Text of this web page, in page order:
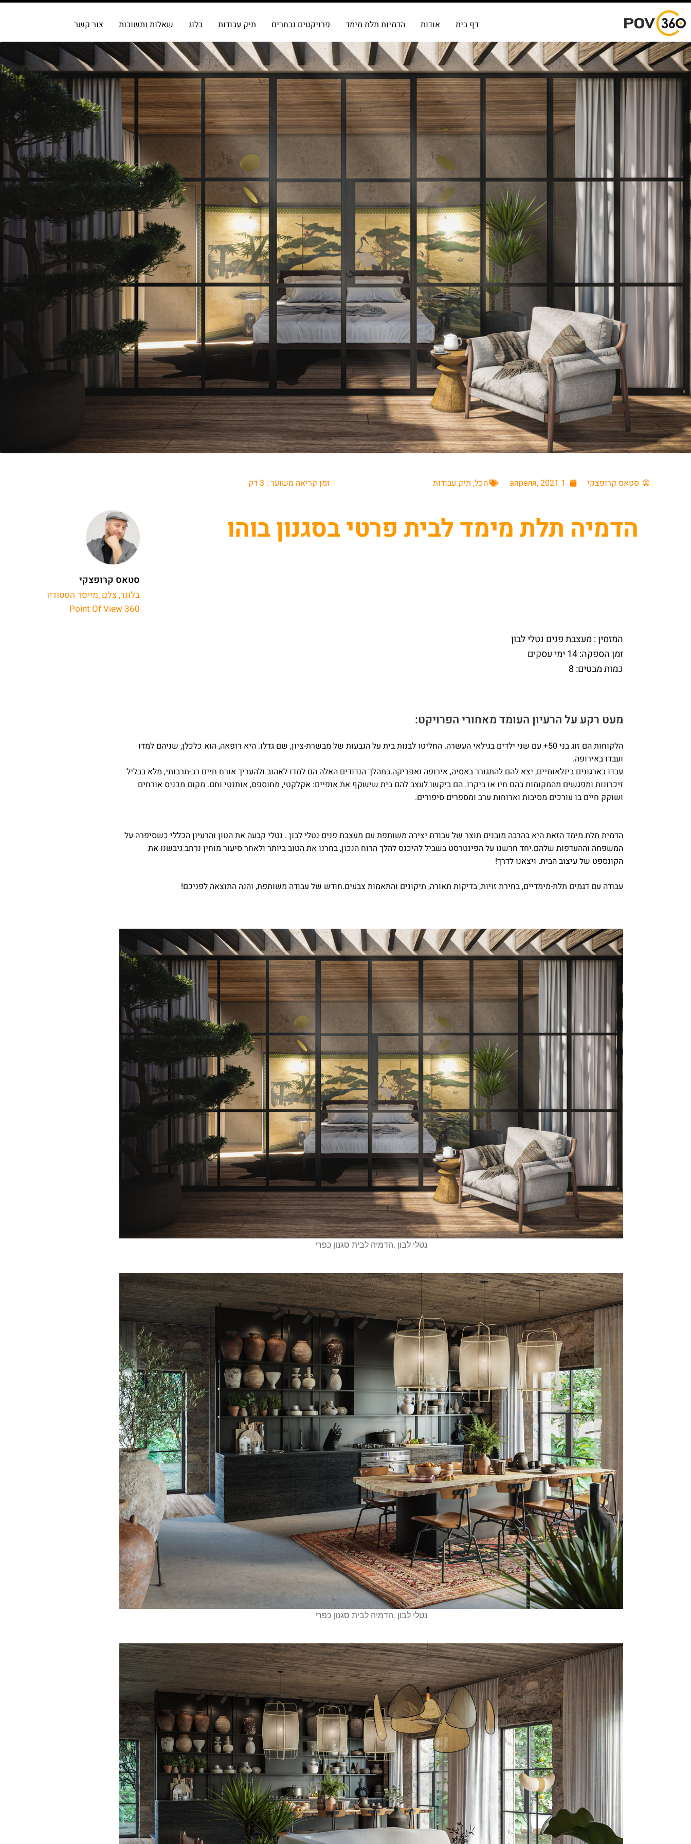
דף בית אודות הדמיות תלת מימד פרויקטים נבחרים תיק עבודות בלוג שאלות ותשובות צור קשר
סטאס קרופצקי 1 апреля, 2021 הכל, תיק עבודות זמן קריאה משוער : 3דק
הדמיה תלת מימד לבית פרטי בסגנון בוהו
סטאס קרופצקי
בלוגר, צלם ,מייסד הסטודיו
Point Of View 360
המזמין : מעצבת פנים נטלי לבון
זמן הספקה: 14 ימי עסקים
כמות מבטים: 8
מעט רקע על הרעיון העומד מאחורי הפרויקט:
הלקוחות הם זוג בני 50+ עם שני ילדים בגילאי העשרה. החליטו לבנות בית על הגבעות של מבשרת-ציון, שם גדלו. היא רופאה, הוא כלכלן, שניהם למדו
ועבדו באירופה.
עבדו בארגונים בינלאומיים, יצא להם להתגורר באסיה, אירופה ואפריקה.במהלך הנדודים האלה הם למדו לאהוב ולהעריך אורח חיים רב-תרבותי, מלא בבליל
זיכרונות ומפגשים מהמקומות בהם חיו או ביקרו. הם ביקשו לעצב להם בית שישקף את אופיים: אקלקטי, מחוספס, אותנטי וחם. מקום מכניס אורחים
ושוקק חיים בו עורכים מסיבות וארוחות ערב ומספרים סיפורים.
הדמית תלת מימד הזאת היא בהרבה מובנים תוצר של עבודת יצירה משותפת עם מעצבת פנים נטלי לבון . נטלי קבעה את הטון והרעיון הכללי כשסיפרה על
המשפחה וההעדפות שלהם.יחד חרשנו על הפינטרסט בשביל להיכנס להלך הרוח הנכון, בחרנו את הטוב ביותר ולאחר סיעור מוחין נרחב גיבשנו את
הקונספט של עיצוב הבית. ויצאנו לדרך!
עבודה עם דגמים תלת-מימדיים, בחירת זויות, בדיקות תאורה, תיקונים והתאמות צבעים.חודש של עבודה משותפת, והנה התוצאה לפניכם!
נטלי לבון .הדמיה לבית סגנון כפרי
נטלי לבון .הדמיה לבית סגנון כפרי